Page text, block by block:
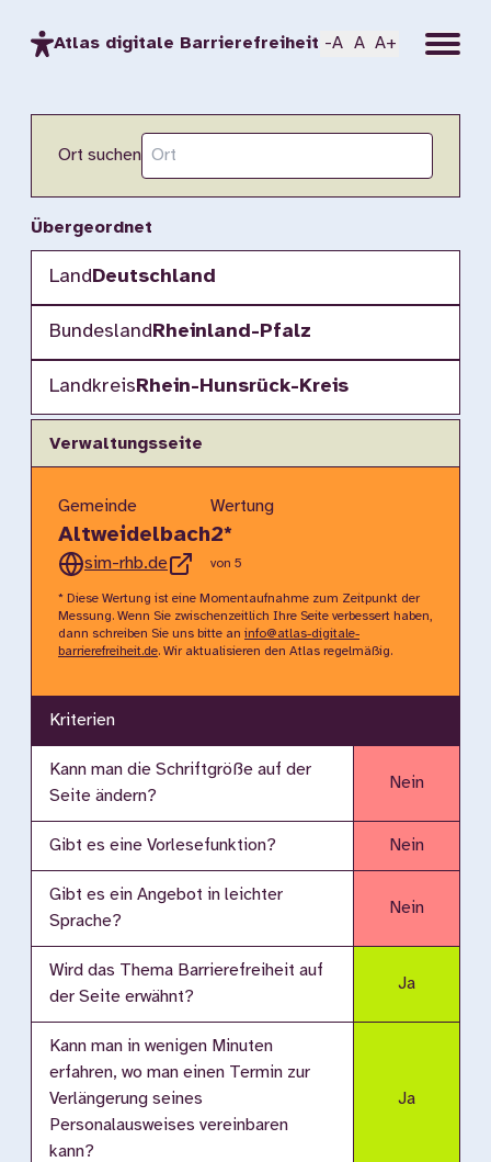
Atlas digitale Barrierefreiheit -A A A+ Menu
Ort suchen
Übergeordnet
LandDeutschland
BundeslandRheinland-Pfalz
LandkreisRhein-Hunsrück-Kreis
Verwaltungsseite
Gemeinde
Altweidelbach
sim-rhb.de
Wertung
2*
von 5
* Diese Wertung ist eine Momentaufnahme zum Zeitpunkt der
Messung. Wenn Sie zwischenzeitlich Ihre Seite verbessert haben,
dann schreiben Sie uns bitte an info@atlas-digitale-
barrierefreiheit.de. Wir aktualisieren den Atlas regelmäßig.
Kriterien
Kann man die Schriftgröße auf der
Seite ändern?
Nein
Gibt es eine Vorlesefunktion? Nein
Gibt es ein Angebot in leichter
Sprache?
Nein
Wird das Thema Barrierefreiheit auf
der Seite erwähnt?
Ja
Kann man in wenigen Minuten
erfahren, wo man einen Termin zur
Verlängerung seines
Personalausweises vereinbaren
kann?
Ja